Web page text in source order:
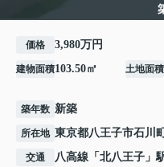
価格 3,980万円
建物面積103.50㎡ 土地面積
築年数 新築
所在地 東京都八王子市石川町
交通 八高線 「 北八王子 」